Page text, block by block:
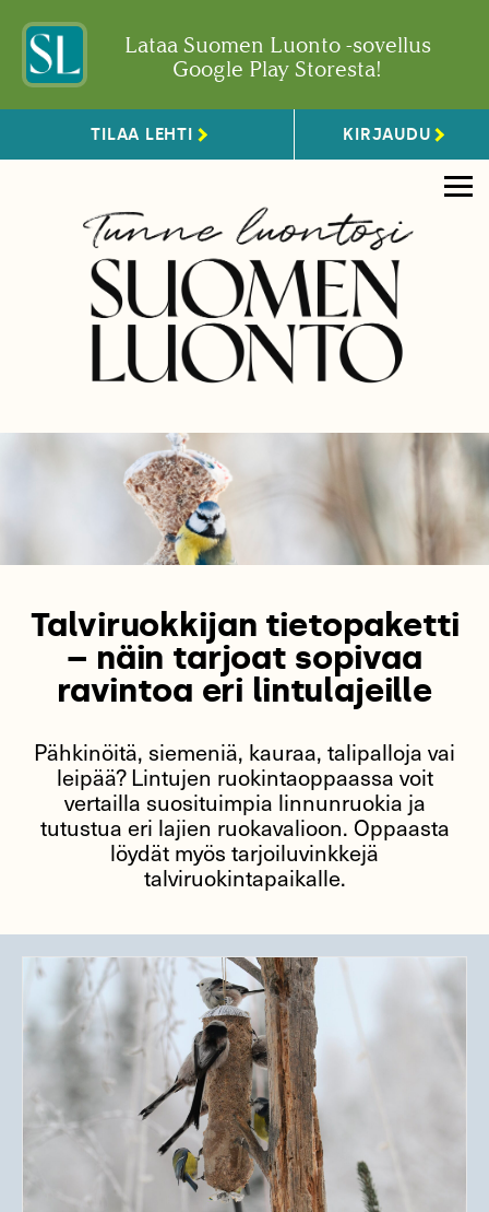
Lataa Suomen Luonto -sovellus
Google Play Storesta!
TILAA LEHTI KIRJAUDU
Talviruokkijan tietopaketti
– näin tarjoat sopivaa
ravintoa eri lintulajeille
Pähkinöitä, siemeniä, kauraa, talipalloja vai
leipää? Lintujen ruokintaoppaassa voit
vertailla suosituimpia linnunruokia ja
tutustua eri lajien ruokavalioon. Oppaasta
löydät myös tarjoiluvinkkejä
talviruokintapaikalle.